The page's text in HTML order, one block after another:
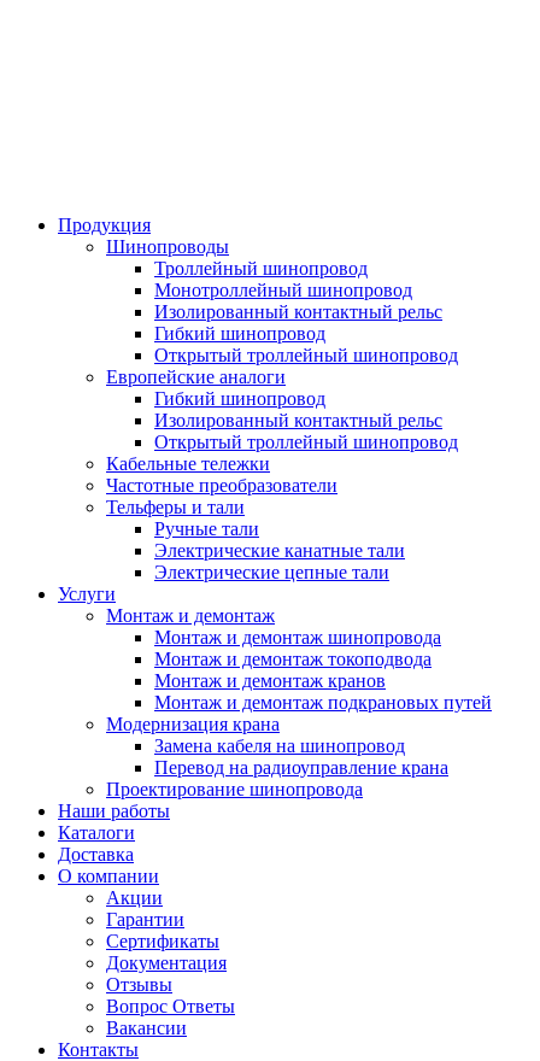
Продукция
Шинопроводы
Троллейный шинопровод
Монотроллейный шинопровод
Изолированный контактный рельс
Гибкий шинопровод
Открытый троллейный шинопровод
Европейские аналоги
Гибкий шинопровод
Изолированный контактный рельс
Открытый троллейный шинопровод
Кабельные тележки
Частотные преобразователи
Тельферы и тали
Ручные тали
Электрические канатные тали
Электрические цепные тали
Услуги
Монтаж и демонтаж
Монтаж и демонтаж шинопровода
Монтаж и демонтаж токоподвода
Монтаж и демонтаж кранов
Монтаж и демонтаж подкрановых путей
Модернизация крана
Замена кабеля на шинопровод
Перевод на радиоуправление крана
Проектирование шинопровода
Наши работы
Каталоги
Доставка
О компании
Акции
Гарантии
Сертификаты
Документация
Отзывы
Вопрос Ответы
Вакансии
Контакты